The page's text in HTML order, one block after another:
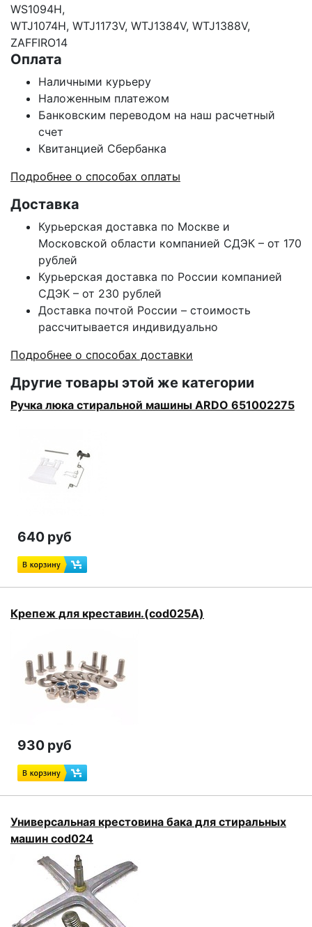
WS1094H,
WTJ1074H, WTJ1173V, WTJ1384V, WTJ1388V,
ZAFFIRO14
Оплата
Наличными курьеру
Наложенным платежом
Банковским переводом на наш расчетный
счет
Квитанцией Сбербанка
Подробнее о способах оплаты
Доставка
Курьерская доставка по Москве и
Московской области компанией СДЭК – от 170
рублей
Курьерская доставка по России компанией
СДЭК – от 230 рублей
Доставка почтой России – стоимость
рассчитывается индивидуально
Подробнее о способах доставки
Другие товары этой же категории
Ручка люка стиральной машины ARDO 651002275
640 руб
Крепеж для креставин.(cod025A)
930 руб
Универсальная крестовина бака для стиральных
машин cod024